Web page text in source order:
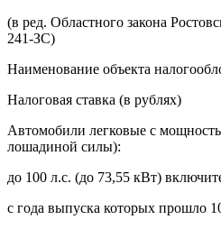
(в ред. Областного закона
241-ЗС)
Наименование объекта
Налоговая ставка (в рублях)
Автомобили легковые с
лошадиной силы):
до 100 л.с. (до 73,55 кВт)
с года выпуска которых прошло